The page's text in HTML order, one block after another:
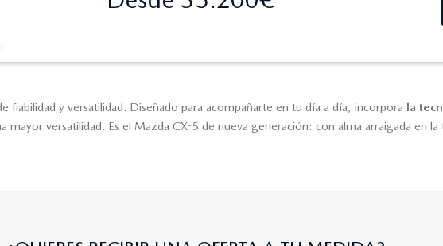
fiabilidad y versatilidad. Diseñado para acompañarte en tu día a día, incorpora la
versatilidad. Es el Mazda CX-5 de nueva generación: con alma arraigada en